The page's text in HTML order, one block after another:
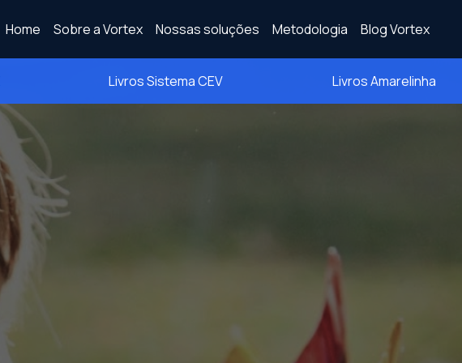
Home Sobre a Vortex Nossas soluções Metodologia Blog Vortex
Livros Sistema CEV Livros Amarelinha